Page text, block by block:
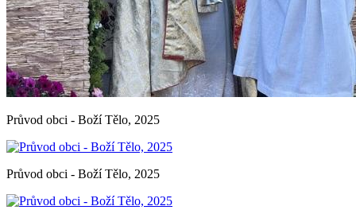
Průvod obci - Boží Tělo, 2025
Průvod obci - Boží Tělo, 2025